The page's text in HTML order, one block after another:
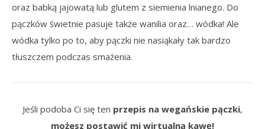
oraz babką jajowatą lub glutem z siemienia lnianego. Do
pączków świetnie pasuje także wanilia oraz… wódka! Ale
wódka tylko po to, aby pączki nie nasiąkały tak bardzo
tłuszczem podczas smażenia.
Jeśli podoba Ci się ten przepis na wegańskie pączki,
możesz postawić mi wirtualną kawę!